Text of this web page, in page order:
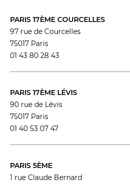
PARIS 17ÈME COURCELLES
97 rue de Courcelles
75017 Paris
01 43 80 28 43
PARIS 17ÈME LÉVIS
90 rue de Lévis
75017 Paris
01 40 53 07 47
PARIS 5ÈME
1 rue Claude Bernard